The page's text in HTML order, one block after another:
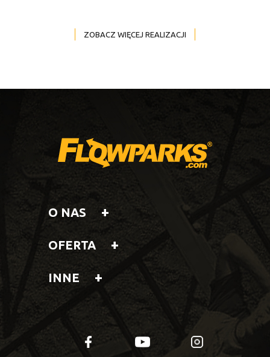
ZOBACZ WIĘCEJ REALIZACJI
O NAS
OFERTA
INNE
yt insta